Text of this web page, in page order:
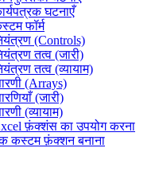
घटनाएँ
फॉर्म
(Controls)
तत्व (जारी)
तत्व (व्यायाम)
(Arrays)
(जारी)
(व्यायाम)
फ़ंक्शंस का उपयोग करना
कस्टम फ़ंक्शन बनाना